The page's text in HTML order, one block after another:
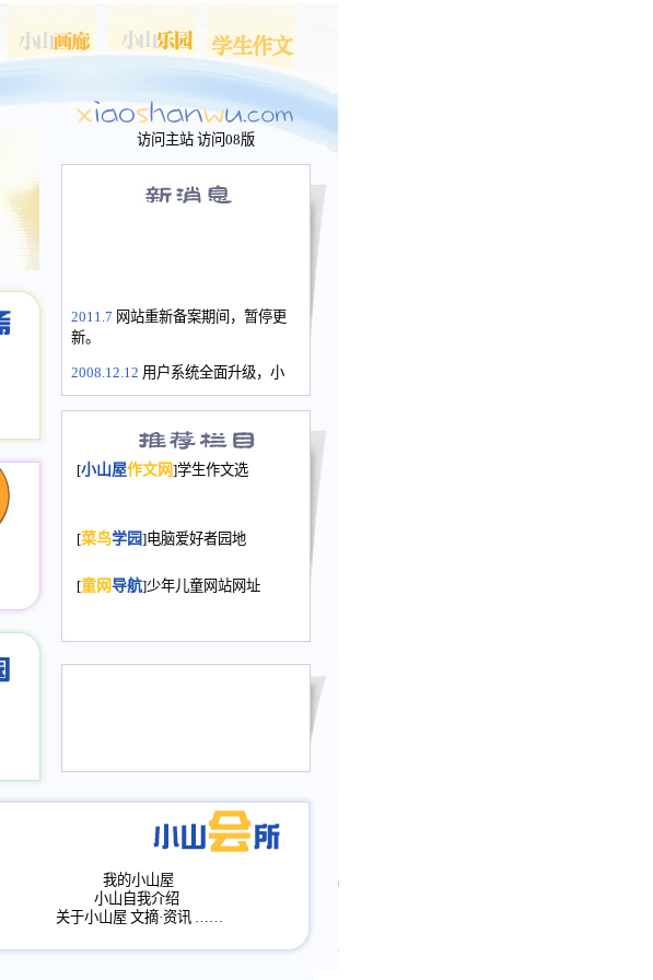
访问主站 访问08版
2011.7 网站重新备案期间，暂停更
新。
2008.12.12 用户系统全面升级，小
长会、家园网－个人空间，用户一
次注册全部通行。
2008.12.12家园网正式运行，域
年，2009版提前启用，小山屋全面
小山画廊均增加多个新栏目。。
评分、顶功能，作文宝典改版。
[小山屋作文网]学生作文选
[菜鸟学园]电脑爱好者园地
[童网导航]少年儿童网站网址
我的小山屋
小山自我介绍
关于小山屋 文摘·资讯 ……